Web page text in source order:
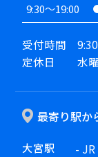
9:30～19:00
受付時間
定休日 水曜
最寄り駅か
大宮駅
-